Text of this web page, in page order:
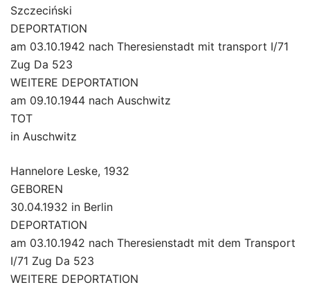
Szczeciński
DEPORTATION
am 03.10.1942 nach Theresienstadt mit transport I/71
Zug Da 523
WEITERE DEPORTATION
am 09.10.1944 nach Auschwitz
TOT
in Auschwitz
Hannelore Leske, 1932
GEBOREN
30.04.1932 in Berlin
DEPORTATION
am 03.10.1942 nach Theresienstadt mit dem Transport
I/71 Zug Da 523
WEITERE DEPORTATION